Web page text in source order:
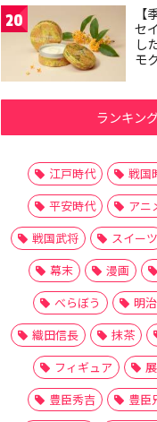
20
セ
し
モ
ランキン
江戸時代 戦国
平安時代
アニ
戦国武将
スイーツ
幕末
漫画
べらぼう
明
織田信長
抹茶
フィギュア
豊臣秀吉
豊臣